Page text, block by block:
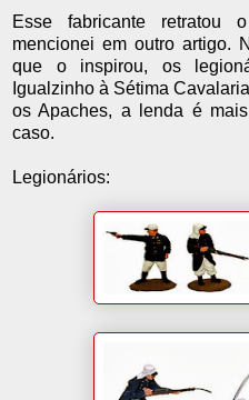
Esse fabricante retratou
mencionei em outro artigo.
que o inspirou, os
Igualzinho à Sétima
os Apaches, a lenda é
caso.
Legionários: